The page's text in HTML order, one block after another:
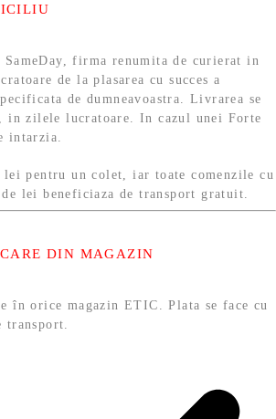
firma renumita de curierat in
de la plasarea cu succes a
de dumneavoastra. Livrarea se
in zilele lucratoare. In cazul unei Forte
intarzia.
pentru un colet, iar toate comenzile cu
lei beneficiaza de transport gratuit.
DIN MAGAZIN
în orice magazin ETIC. Plata se face cu
transport.